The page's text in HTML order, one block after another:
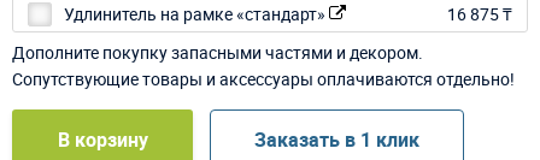
Удлинитель на рамке «стандарт»
16 875 ₸
Дополните покупку запасными частями и декором.
Сопутствующие товары и аксессуары оплачиваются отдельно!
В корзину Заказать в 1 клик